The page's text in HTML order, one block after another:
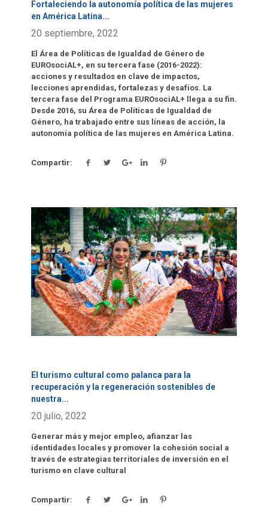
Fortaleciendo la autonomía política de las mujeres
en América Latina...
20 septiembre, 2022
El Área de Políticas de Igualdad de Género de
EUROsociAL+, en su tercera fase (2016-2022):
acciones y resultados en clave de impactos,
lecciones aprendidas, fortalezas y desafíos. La
tercera fase del Programa EUROsociAL+ llega a su fin.
Desde 2016, su Área de Políticas de Igualdad de
Género, ha trabajado entre sus líneas de acción, la
autonomía política de las mujeres en América Latina.
Compartir:
Click para leer más.
El turismo cultural como palanca para la
recuperación y la regeneración sostenibles de
nuestra...
20 julio, 2022
Generar más y mejor empleo, afianzar las
identidades locales y promover la cohesión social a
través de estrategias territoriales de inversión en el
turismo en clave cultural
Compartir: